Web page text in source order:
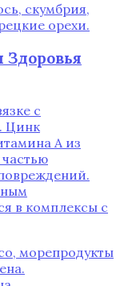
скумбрия,
орехи.
с
Цинк
А из
частью
в комплексы с
морепродукты